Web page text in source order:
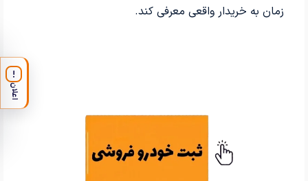
زمان به خریدار واقعی معرفی کند.
!
اعلان